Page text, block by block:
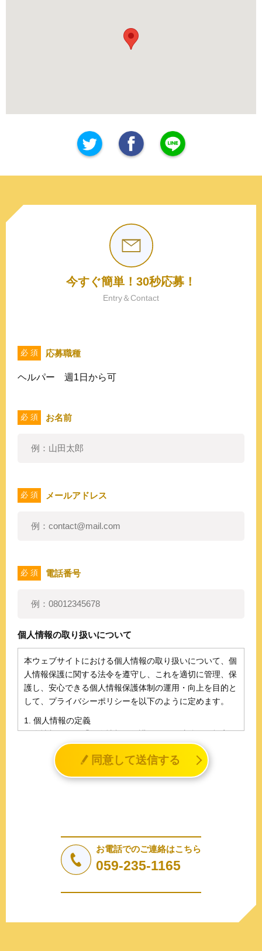
今すぐ簡単！30秒応募！
Entry＆Contact
必 須 応募職種
ヘルパー 週1日から可
必 須 お名前
必 須 メールアドレス
必 須 電話番号
個人情報の取り扱いについて
本ウェブサイトにおける個人情報の取り扱いについて、個
人情報保護に関する法令を遵守し、これを適切に管理、保
護し、安心できる個人情報保護体制の運用・向上を目的と
して、プライバシーポリシーを以下のように定めます。
1. 個人情報の定義
個人情報とは、「個人情報の保護に関する法律」に規定さ
れる生存する個人に関する情報であって、氏名、生年月日
その他の記述等により特定の個人を識別することができる
情報（個人識別情報）を指します。
しません。
a.応募者等からのお問い合わせに対応・管理するため
b.本ウェブサイトにおけるサービスの提供・運用のため
3. プライバシー尊重
同意して送信する
お電話でのご連絡はこちら
059-235-1165